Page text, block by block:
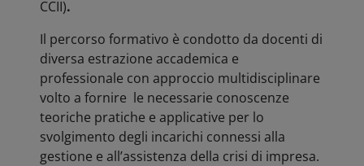
CCII).
Il percorso formativo è condotto da docenti di
diversa estrazione accademica e
professionale con approccio multidisciplinare
volto a fornire le necessarie conoscenze
teoriche pratiche e applicative per lo
svolgimento degli incarichi connessi alla
gestione e all’assistenza della crisi di impresa.